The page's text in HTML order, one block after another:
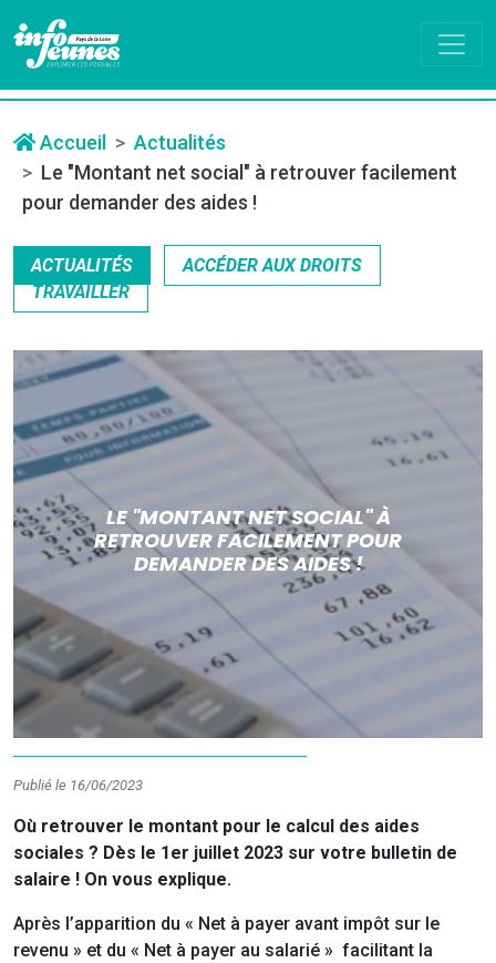
Accueil
Actualités
Le "Montant net social" à retrouver facilement
pour demander des aides !
ACTUALITÉS
ACCÉDER AUX DROITS
TRAVAILLER
LE "MONTANT NET SOCIAL" À
RETROUVER FACILEMENT POUR
DEMANDER DES AIDES !
Publié le 16/06/2023
Où retrouver le montant pour le calcul des aides
sociales ? Dès le 1er juillet 2023 sur votre bulletin de
salaire ! On vous explique.
Après l’apparition du « Net à payer avant impôt sur le
revenu » et du « Net à payer au salarié » facilitant la